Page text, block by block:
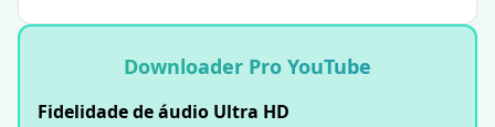
Downloader Pro YouTube
Fidelidade de áudio Ultra HD